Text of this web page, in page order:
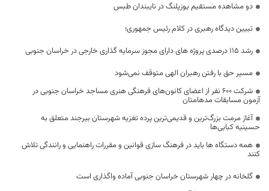
دو مشاهده مستقیم یوزپلنگ در نایبندان طبس
تبیین دیدگاه رهبری در کلام رئیس جمهوری؛
رشد ۱۱۵ درصدی پروژه های دارای مجوز سرمایه گذاری خارجی در خراسان جنوبی
مسیر حق با رفتن رهبران الهی متوقف نمی‌شود
شرکت ۶۰۰ نفر از اعضای کانون‌های فرهنگی‌ هنری مساجد خراسان جنوبی در
آزمون مسابقات مدهامتان
آغاز مرمت بزرگ‌ترین و قدیمی‌ترین پرده تغزیه شهرستان بیرجند متعلق به
حسینیه کبابی‌ها
همه دستگاه ها باید در فرهنگ سازی قوانین و مقررات راهنمایی و رانندگی تلاش
کنند
گلخانه‌ در چهار شهرستان خراسان جنوبی آماده واگذاری است